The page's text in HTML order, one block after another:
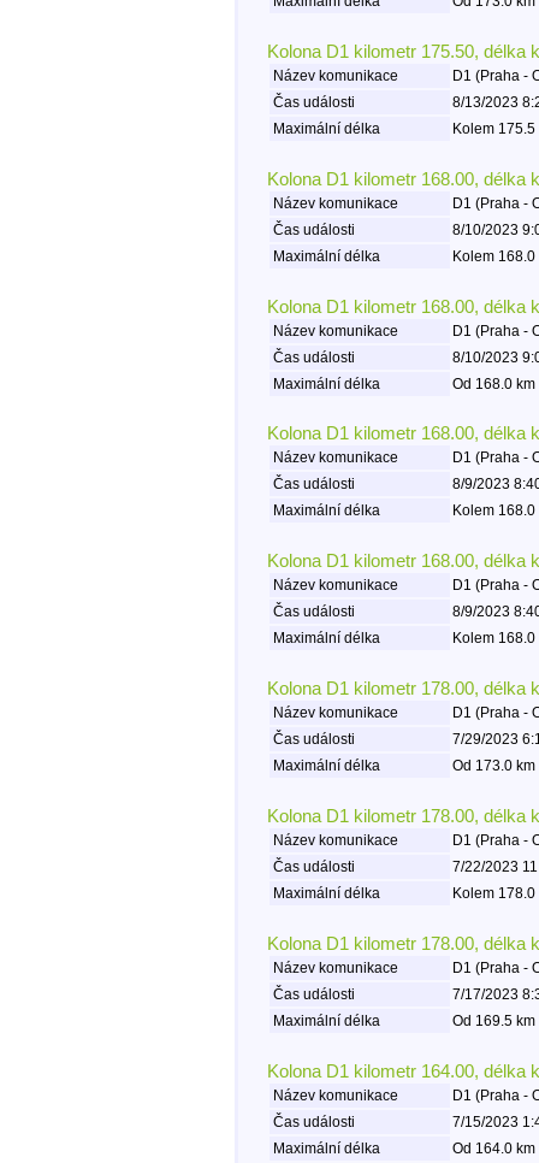
Kolona D1 kilometr 175.50, délka
Název komunikace
D1 (Praha -
Čas události
8/13/2023
Maximální délka
Kolem
Kolona D1 kilometr 168.00, délka
Název komunikace
D1 (Praha -
Čas události
8/10/2023
Maximální délka
Kolem
Kolona D1 kilometr 168.00, délka
Název komunikace
D1 (Praha -
Čas události
8/10/2023
Maximální délka
Od 168.0
Kolona D1 kilometr 168.00, délka
Název komunikace
D1 (Praha -
Čas události
8/9/2023
Maximální délka
Kolem
Kolona D1 kilometr 168.00, délka
Název komunikace
D1 (Praha -
Čas události
8/9/2023
Maximální délka
Kolem
Kolona D1 kilometr 178.00, délka
Název komunikace
D1 (Praha -
Čas události
7/29/2023
Maximální délka
Od 173.0
Kolona D1 kilometr 178.00, délka
Název komunikace
D1 (Praha -
Čas události
7/22/2023
Maximální délka
Kolem
Kolona D1 kilometr 178.00, délka
Název komunikace
D1 (Praha -
Čas události
7/17/2023
Maximální délka
Od 169.5
Kolona D1 kilometr 164.00, délka
Název komunikace
D1 (Praha -
Čas události
7/15/2023
Maximální délka
Od 164.0